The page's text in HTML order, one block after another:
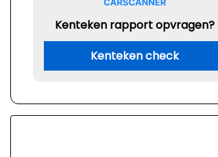
Kenteken rapport opvragen?
Kenteken check